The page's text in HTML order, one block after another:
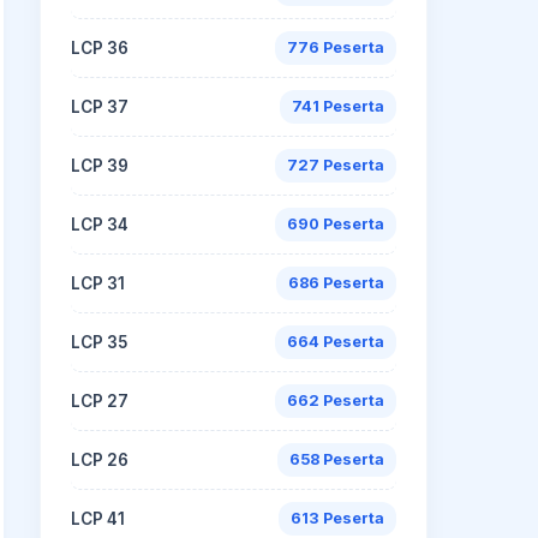
LCP 36 776 Peserta
LCP 37 741 Peserta
LCP 39 727 Peserta
LCP 34 690 Peserta
LCP 31 686 Peserta
LCP 35 664 Peserta
LCP 27 662 Peserta
LCP 26 658 Peserta
LCP 41 613 Peserta